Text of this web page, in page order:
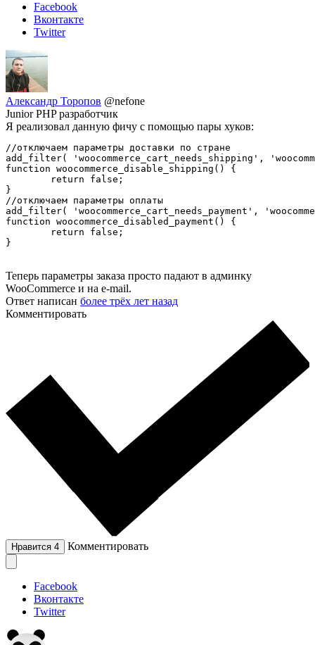
Facebook
Вконтакте
Twitter
Александр Торопов @nefone
Junior PHP разработчик
Я реализовал данную фичу с помощью пары хуков:
//отключаем параметры доставки по стране
add_filter( 'woocommerce_cart_needs_shipping',
function woocommerce_disable_shipping() {
}
//отключаем параметры оплаты
add_filter( 'woocommerce_cart_needs_payment',
function woocommerce_disabled_payment() {
}
Теперь параметры заказа просто падают в админку
WooCommerce и на e-mail.
Ответ написан более трёх лет назад
Комментировать
Нравится 4 Комментировать
Facebook
Вконтакте
Twitter